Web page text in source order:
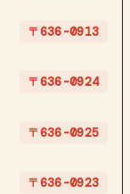
〒636-0913
〒636-0924
〒636-0925
〒636-0923